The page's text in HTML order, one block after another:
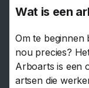
Wat is een
Om te beginnen
nou precies?
Arboarts is een
artsen die